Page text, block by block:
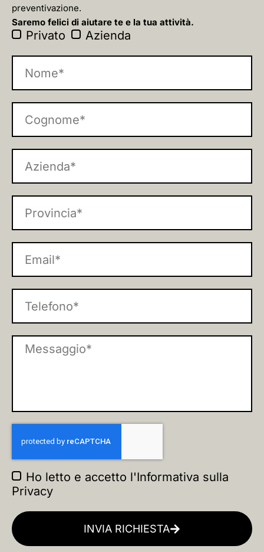
preventivazione.
Saremo felici di aiutare te e la tua attività.
Privato Azienda
Ho letto e accetto l'Informativa sulla
Privacy
INVIA RICHIESTA